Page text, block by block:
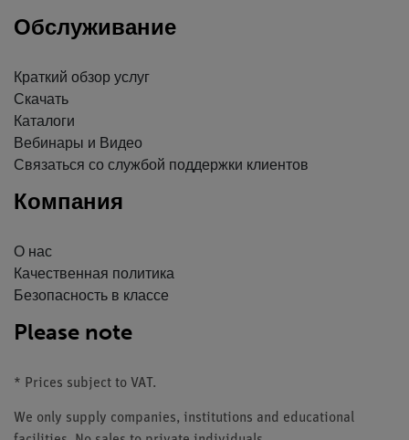
Обслуживание
Краткий обзор услуг
Скачать
Каталоги
Вебинары и Видео
Связаться со службой поддержки клиентов
Компания
О нас
Качественная политика
Безопасность в классе
Please note
* Prices subject to VAT.
We only supply companies, institutions and educational